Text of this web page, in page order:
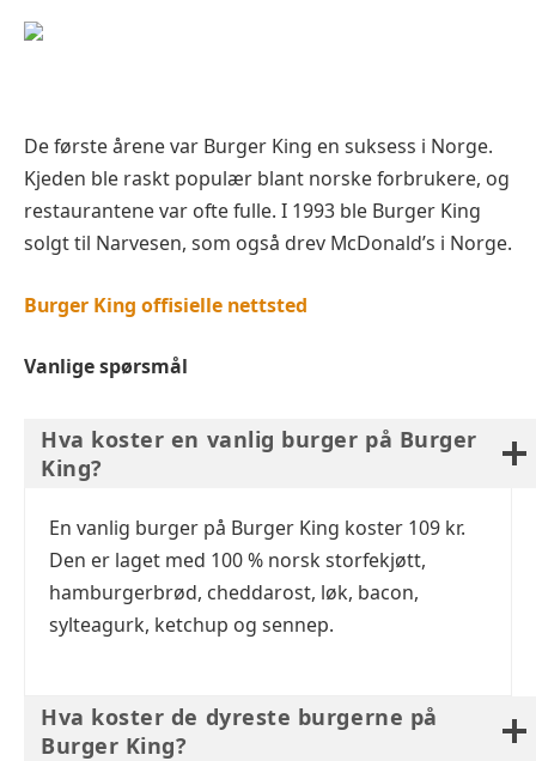
De første årene var Burger King en suksess i Norge.
Kjeden ble raskt populær blant norske forbrukere, og
restaurantene var ofte fulle. I 1993 ble Burger King
solgt til Narvesen, som også drev McDonald’s i Norge.
Burger King offisielle nettsted
Vanlige spørsmål
Hva koster en vanlig burger på Burger
King?
En vanlig burger på Burger King koster 109 kr.
Den er laget med 100 % norsk storfekjøtt,
hamburgerbrød, cheddarost, løk, bacon,
sylteagurk, ketchup og sennep.
Hva koster de dyreste burgerne på
Burger King?